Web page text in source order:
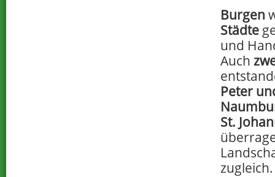
Burgen
Städte
und
Auch
Peter
St.
zugleich.